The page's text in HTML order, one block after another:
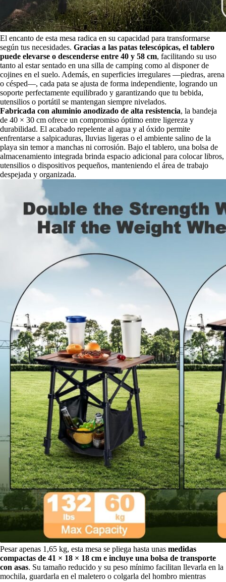
El encanto de esta mesa radica en su capacidad para transformarse
según tus necesidades. Gracias a las patas telescópicas, el tablero
puede elevarse o descenderse entre 40 y 58 cm, facilitando su uso
tanto al estar sentado en una silla de camping como al disponer de
cojines en el suelo. Además, en superficies irregulares —piedras, arena
o césped—, cada pata se ajusta de forma independiente, logrando un
soporte perfectamente equilibrado y garantizando que tu bebida,
utensilios o portátil se mantengan siempre nivelados.
Fabricada con aluminio anodizado de alta resistencia, la bandeja
de 40 × 30 cm ofrece un compromiso óptimo entre ligereza y
durabilidad. El acabado repelente al agua y al óxido permite
enfrentarse a salpicaduras, lluvias ligeras o el ambiente salino de la
playa sin temor a manchas ni corrosión. Bajo el tablero, una bolsa de
almacenamiento integrada brinda espacio adicional para colocar libros,
utensilios o dispositivos pequeños, manteniendo el área de trabajo
despejada y organizada.
Pesar apenas 1,65 kg, esta mesa se pliega hasta unas medidas
compactas de 41 × 18 × 18 cm e incluye una bolsa de transporte
con asas. Su tamaño reducido y su peso mínimo facilitan llevarla en la
mochila, guardarla en el maletero o colgarla del hombro mientras